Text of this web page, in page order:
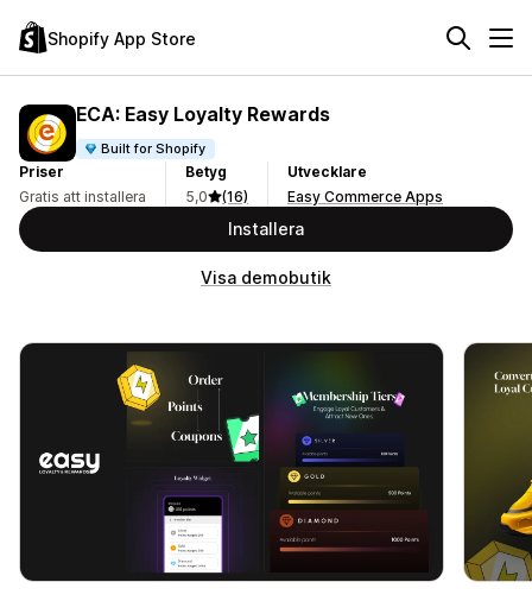
Shopify App Store
ECA: Easy Loyalty Rewards
Built for Shopify
Priser
Gratis att installera
Betyg
5,0
(16)
Utvecklare
Easy Commerce Apps
Installera
Visa demobutik